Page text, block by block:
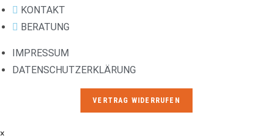
KONTAKT
BERATUNG
IMPRESSUM
DATENSCHUTZERKLÄRUNG
VERTRAG WIDERRUFEN
×